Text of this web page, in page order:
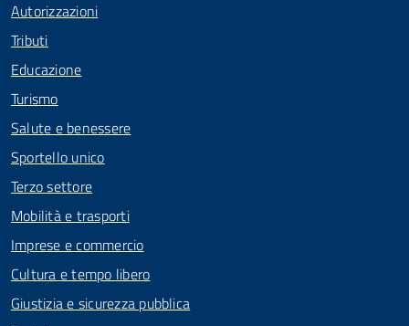
Autorizzazioni
Tributi
Educazione
Turismo
Salute e benessere
Sportello unico
Terzo settore
Mobilità e trasporti
Imprese e commercio
Cultura e tempo libero
Giustizia e sicurezza pubblica